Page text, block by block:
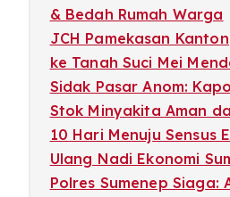
& Bedah Rumah Warga
JCH Pamekasan
ke Tanah Suci Mei
Sidak Pasar Anom:
Stok Minyakita Aman
10 Hari Menuju Sensus
Ulang Nadi Ekonomi
Polres Sumenep Siaga: